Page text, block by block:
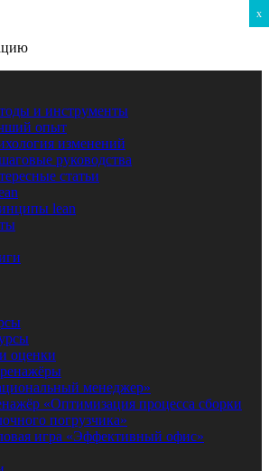
и инструменты
опыт
изменений
руководства
статьи
lean
оценки
менеджер»
«Оптимизация процесса сборки
погрузчика»
игра «Эффективный офис»
x